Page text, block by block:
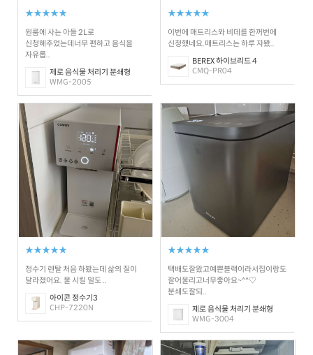
★★★★★
원룸에 사는 아들 2L로
신청해주었는데너무 편하고 음식을
자유롭..
제로 음식물 처리기 분쇄형
WMG-2005
★★★★★
이번에 매트리스와 비데를 한꺼번에
신청했네요.매트리스는 하루 자봤..
BEREX 하이브리드 4
CMQ-PR04
★★★★★
정수기 렌탈 처음 하봤는데 삶의 질이
달라졌어요. 물 시킬 일도 ..
아이콘 정수기3
CHP-7220N
★★★★★
택배도잘왔고예쁜블랙이라서집이랑도
잘어울리고너무좋아요~^^♡
분쇄도잘되..
제로 음식물 처리기 분쇄형
WMG-3004